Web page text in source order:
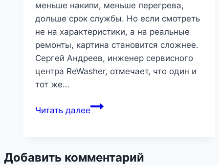
меньше накипи, меньше перегрева,
дольше срок службы. Но если смотреть
не на характеристики, а на реальные
ремонты, картина становится сложнее.
Сергей Андреев, инженер сервисного
центра ReWasher, отмечает, что один и
тот же…
Читать далееКерамический
машине:
Добавить комментарий